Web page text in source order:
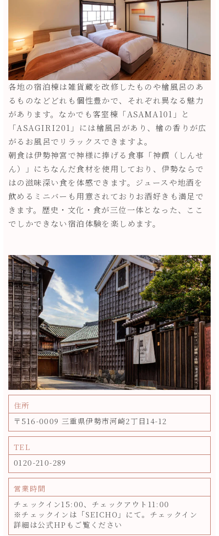
各地の宿泊棟は雑貨蔵を改修したものや檜風呂のあ
るものなどどれも個性豊かで、それぞれ異なる魅力
があります。なかでも客室棟「ASAMA101」と
「ASAGIRI201」には檜風呂があり、檜の香りが広
がるお風呂でリラックスできますよ。
朝食は伊勢神宮で神様に捧げる食事「神饌（しんせ
ん）」にちなんだ食材を使用しており、伊勢ならで
はの滋味深い食を体感できます。ジュースや地酒を
飲めるミニバーも用意されておりお酒好きも満足で
きます。歴史・文化・食が三位一体となった、ここ
でしかできない宿泊体験を楽しめます。
住所
〒516-0009 三重県伊勢市河崎2丁目14-12
TEL
0120-210-289
営業時間
チェックイン15:00、チェックアウト11:00
※チェックインは「SEICHO」にて。チェックイン
詳細は公式HPもご覧ください